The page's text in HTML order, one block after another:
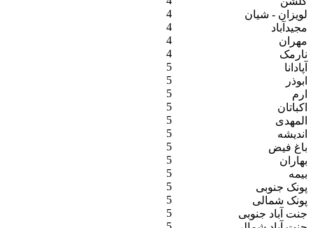
لویزان - شیان
4
مجیدآباد
4
مهران
4
نارمک
4
آپادانا
5
ابوذر
5
ارم
5
اکباتان
5
المهدی
5
اندیشه
5
باغ فیض
5
بهاران
5
بیمه
5
پونک جنوبی
5
پونک شمالی
5
جنت آباد جنوبی
5